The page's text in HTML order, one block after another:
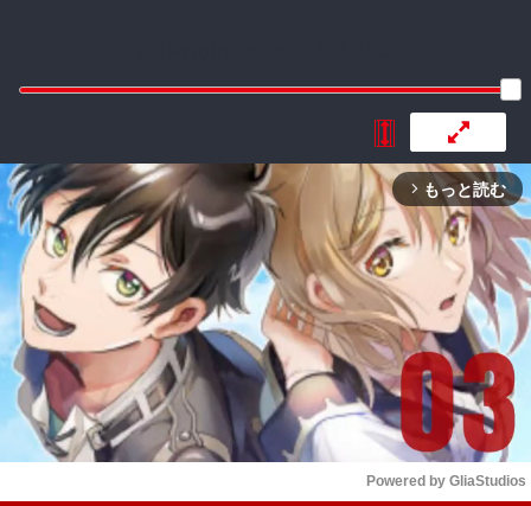
arrow_forward_ios もっと読む
Powered by GliaStudios